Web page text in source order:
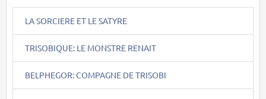
LA SORCIERE ET LE SATYRE
TRISOBIQUE: LE MONSTRE RENAIT
BELPHEGOR: COMPAGNE DE TRISOBI